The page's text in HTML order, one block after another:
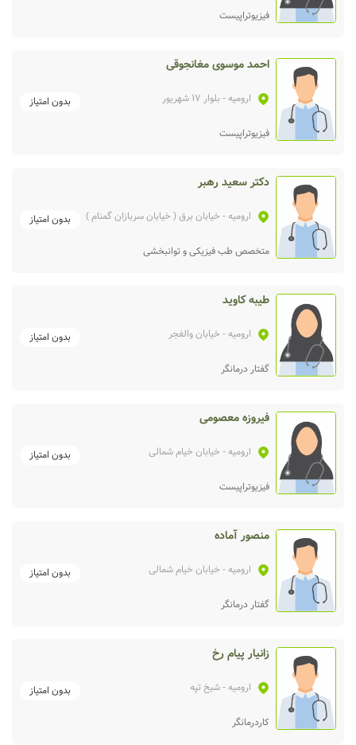
فیزیوتراپیست
احمد موسوی مغانجوقی
ارومیه- بلوار 17 شهریور بدون امتیاز
فیزیوتراپیست
دکتر سعید رهبر
ارومیه- خیابان برق ( خیابان سربازان گمنام ) بدون امتیاز
متخصص طب فیزیکی و توانبخشی
طیبه کاوید
ارومیه- خیابان والفجر بدون امتیاز
گفتار درمانگر
فیروزه معصومی
ارومیه- خیابان خیام شمالی بدون امتیاز
فیزیوتراپیست
منصور آماده
ارومیه- خیابان خیام شمالی بدون امتیاز
گفتار درمانگر
زانیار پیام رخ
ارومیه- شیخ تپه بدون امتیاز
کاردرمانگر